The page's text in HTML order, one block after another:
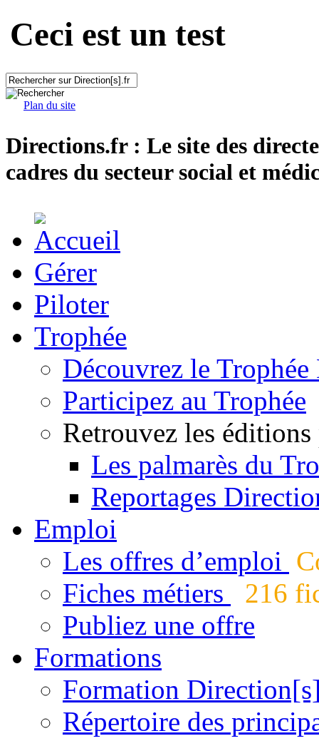
Ceci est un test
Plan du site
Directions.fr : Le site des
cadres du secteur social et
Gérer
Piloter
Trophée
Découvrez le
Participez au Trophée
Retrouvez les éditions
Les palmarès du
Reportages
Emploi
Les offres d’emploi
Fiches métiers
216
Publiez une offre
Formations
Formation
Répertoire des